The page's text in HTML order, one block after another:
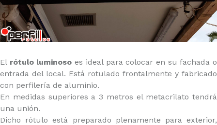
El rótulo luminoso es ideal para colocar en su fachada o
entrada del local. Está rotulado frontalmente y fabricado
con perfilería de aluminio.
En medidas superiores a 3 metros el metacrilato tendrá
una unión.
Dicho rótulo está preparado plenamente para exterior,